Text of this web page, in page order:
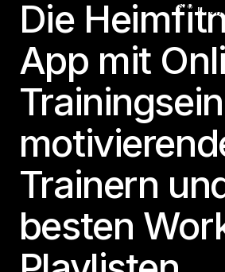
Die
App mit
Trainern
besten